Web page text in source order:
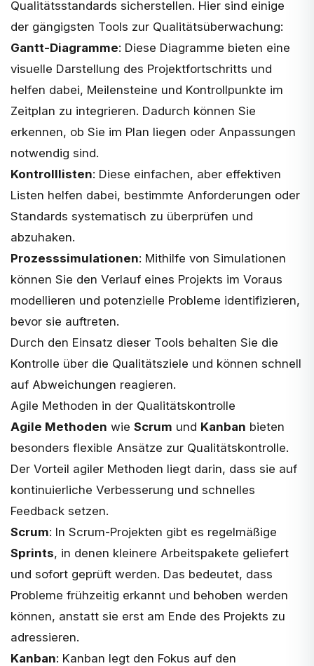
Qualitätsstandards sicherstellen. Hier sind einige
der gängigsten Tools zur Qualitätsüberwachung:
Gantt-Diagramme: Diese Diagramme bieten eine
visuelle Darstellung des Projektfortschritts und
helfen dabei, Meilensteine und Kontrollpunkte im
Zeitplan zu integrieren. Dadurch können Sie
erkennen, ob Sie im Plan liegen oder Anpassungen
notwendig sind.
Kontrolllisten: Diese einfachen, aber effektiven
Listen helfen dabei, bestimmte Anforderungen oder
Standards systematisch zu überprüfen und
abzuhaken.
Prozesssimulationen: Mithilfe von Simulationen
können Sie den Verlauf eines Projekts im Voraus
modellieren und potenzielle Probleme identifizieren,
bevor sie auftreten.
Durch den Einsatz dieser Tools behalten Sie die
Kontrolle über die Qualitätsziele und können schnell
auf Abweichungen reagieren.
Agile Methoden in der Qualitätskontrolle
Agile Methoden wie Scrum und Kanban bieten
besonders flexible Ansätze zur Qualitätskontrolle.
Der Vorteil agiler Methoden liegt darin, dass sie auf
kontinuierliche Verbesserung und schnelles
Feedback setzen.
Scrum: In Scrum-Projekten gibt es regelmäßige
Sprints, in denen kleinere Arbeitspakete geliefert
und sofort geprüft werden. Das bedeutet, dass
Probleme frühzeitig erkannt und behoben werden
können, anstatt sie erst am Ende des Projekts zu
adressieren.
Kanban: Kanban legt den Fokus auf den